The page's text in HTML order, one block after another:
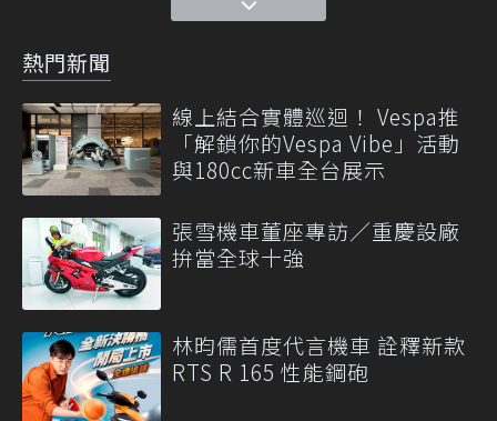
熱門新聞
線上結合實體巡迴！ Vespa推
「解鎖你的Vespa Vibe」活動
與180cc新車全台展示
張雪機車董座專訪／重慶設廠
拚當全球十強
林昀儒首度代言機車 詮釋新款
RTS R 165 性能鋼砲